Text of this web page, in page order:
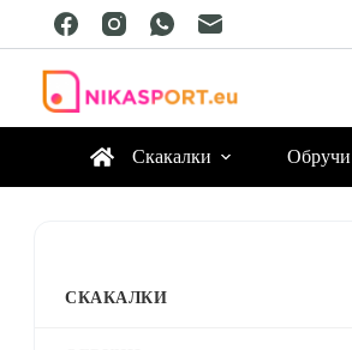
Перейти
сути
Скакалки Обручи
СКАКАЛКИ